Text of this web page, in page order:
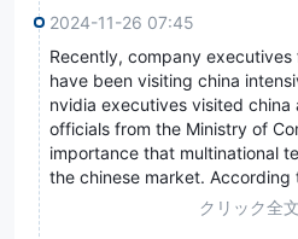
tablets next year will come
Technology)
HarmonyOS as options,
and tablets next year will
HarmonyOS. (Sina
2024-11-26 07:45
Recently, company
have been visiting china
nvidia executives visited china
officials from the Ministry of
importance that multinational
the chinese market. According
Commerce's website, Wang
Recently, company
technology firms have
intensively. On November
visited china and met
the Ministry of
importance that
place on the chineseクリック全